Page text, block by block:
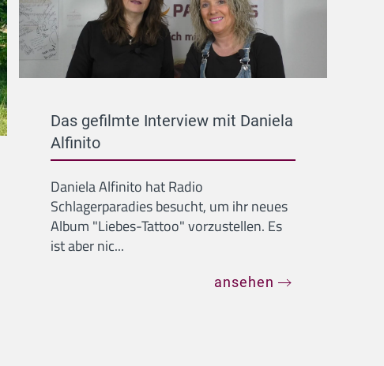
Das gefilmte Interview mit Daniela
Alfinito
Daniela Alfinito hat Radio
Schlagerparadies besucht, um ihr neues
Album "Liebes-Tattoo" vorzustellen. Es
ist aber nic...
ansehen